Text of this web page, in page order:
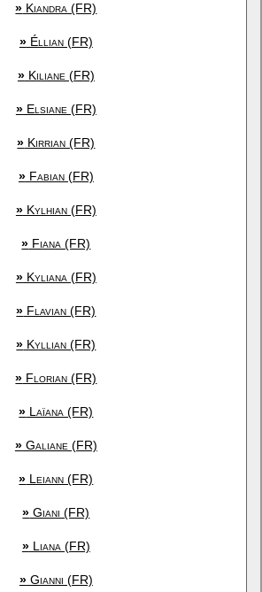
» Kiandra (FR)
»Éllian (FR)
»Kiliane (FR)
»Elsiane (FR)
» Kirrian (FR)
»Fabian (FR)
»Kylhian (FR)
» Fiana (FR)
»Kyliana (FR)
» Flavian (FR)
» Kyllian (FR)
» Florian (FR)
» Laïana (FR)
»Galiane (FR)
» Leiann (FR)
» Giani (FR)
»Liana (FR)
»Gianni (FR)